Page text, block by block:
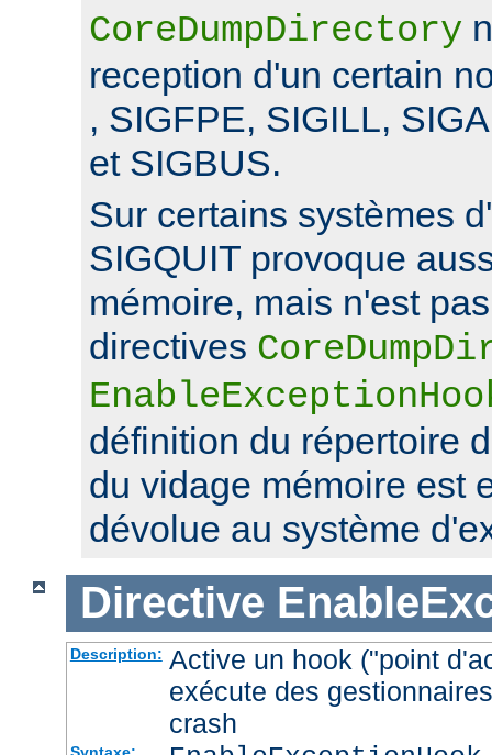
CoreDumpDirectory
reception d'un certain
, SIGFPE, SIGILL,
et SIGBUS.
Sur certains systèmes
SIGQUIT provoque
mémoire, mais n'est
directives
définition du répertoire
du vidage mémoire est
dévolue au système
Directive
Description: Active un hook ("point
exécute des
crash